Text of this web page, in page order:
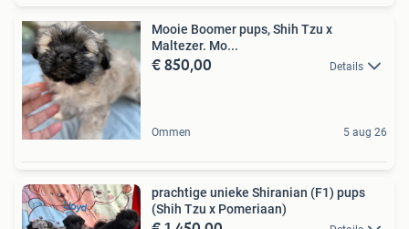
Mooie Boomer pups, Shih Tzu x
Maltezer. Mo...
€ 850,00 Details
Ommen 5 aug 26
prachtige unieke Shiranian (F1) pups
(Shih Tzu x Pomeriaan)